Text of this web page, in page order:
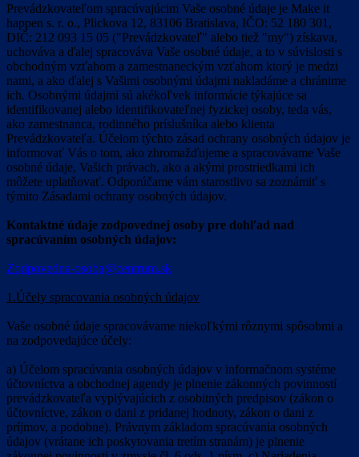
Prevádzkovateľom spracúvajúcim Vaše osobné údaje je Make it
happen s. r. o., Plickova 12, 83106 Bratislava, IČO: 52 180 301,
DIČ: 212 093 15 05 ("Prevádzkovateľ" alebo tiež "my") získava,
uchováva a ďalej spracováva Vaše osobné údaje, a to v súvislosti s
obchodným vzťahom a zamestnaneckým vzťahom ktorý je medzi
nami, a ako ďalej s Vašimi osobnými údajmi nakladáme a chránime
ich. Osobnými údajmi sú akékoľvek informácie týkajúce sa
identifikovanej alebo identifikovateľnej fyzickej osoby, teda vás,
ako zamestnanca, rodinného príslušníka alebo klienta
Prevádzkovateľa. Účelom týchto zásad ochrany osobných údajov je
informovať Vás o tom, ako zhromažďujeme a spracovávame Vaše
osobné údaje, Vašich právach, ako a akými prostriedkami ich
môžete uplatňovať. Odporúčame vám starostlivo sa zoznámiť s
týmito Zásadami ochrany osobných údajov.
Kontaktné údaje zodpovednej osoby pre dohľad nad
spracúvaním osobných údajov:
Zodpovedna-osoba@centrum.sk
1.Účely spracovania osobných údajov
Vaše osobné údaje spracovávame niekoľkými rôznymi spôsobmi a
na zodpovedajúce účely:
a) Účelom spracúvania osobných údajov v informačnom systéme
účtovníctva a obchodnej agendy je plnenie zákonných povinností
prevádzkovateľa vyplývajúcich z osobitných predpisov (zákon o
účtovníctve, zákon o dani z pridanej hodnoty, zákon o dani z
príjmov, a podobne). Právnym základom spracúvania osobných
údajov (vrátane ich poskytovania tretím stranám) je plnenie